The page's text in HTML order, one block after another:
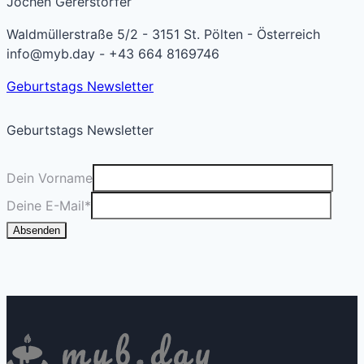
Waldmüllerstraße 5/2 - 3151 St. Pölten - Österreich
info@myb.day - +43 664 8169746
Geburtstags Newsletter
Geburtstags Newsletter
Dein Vorname
Deine E-Mail*
Absenden